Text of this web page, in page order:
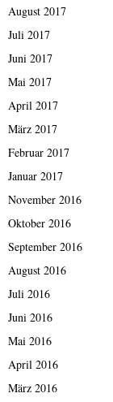
August 2017
Juli 2017
Juni 2017
Mai 2017
April 2017
März 2017
Februar 2017
Januar 2017
November 2016
Oktober 2016
September 2016
August 2016
Juli 2016
Juni 2016
Mai 2016
April 2016
März 2016